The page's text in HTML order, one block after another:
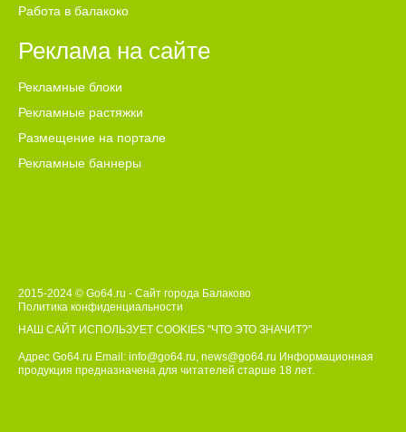
Работа в балакоко
Реклама на сайте
Рекламные блоки
Рекламные растяжки
Размещение на портале
Рекламные баннеры
2015-2024 © Go64.ru - Сайт города Балаково
Политика конфиденциальности
НАШ САЙТ ИСПОЛЬЗУЕТ COOKIES "ЧТО ЭТО ЗНАЧИТ?"
Адрес Go64.ru Email: info@go64.ru, news@go64.ru Информационная
продукция предназначена для читателей старше 18 лет.